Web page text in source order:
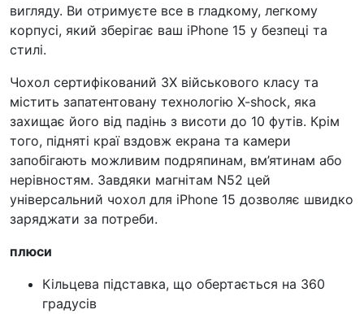
вигляду. Ви отримуєте все в гладкому, легкому
корпусі, який зберігає ваш iPhone 15 у безпеці та
стилі.
Чохол сертифікований 3X військового класу та
містить запатентовану технологію X-shock, яка
захищає його від падінь з висоти до 10 футів. Крім
того, підняті краї вздовж екрана та камери
запобігають можливим подряпинам, вм’ятинам або
нерівностям. Завдяки магнітам N52 цей
універсальний чохол для iPhone 15 дозволяє швидко
заряджати за потреби.
плюси
Кільцева підставка, що обертається на 360
градусів